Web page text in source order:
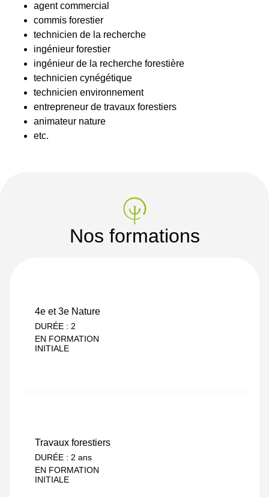
agent commercial
commis forestier
technicien de la recherche
ingénieur forestier
ingénieur de la recherche forestière
technicien cynégétique
technicien environnement
entrepreneur de travaux forestiers
animateur nature
etc.
Nos formations
4e et 3e Nature
DURÉE : 2
EN FORMATION
INITIALE
Travaux forestiers
DURÉE : 2 ans
EN FORMATION
INITIALE